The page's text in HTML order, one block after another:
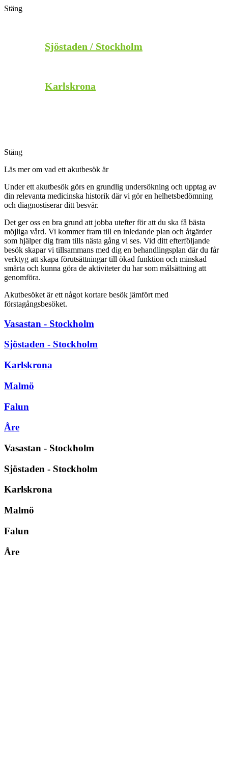
Stäng
Sjöstaden / Stockholm
Karlskrona
Stäng
Läs mer om vad ett akutbesök är
Under ett akutbesök görs en grundlig undersökning och upptag av
din relevanta medicinska historik där vi gör en helhetsbedömning
och diagnostiserar ditt besvär.
Det ger oss en bra grund att jobba utefter för att du ska få bästa
möjliga vård. Vi kommer fram till en inledande plan och åtgärder
som hjälper dig fram tills nästa gång vi ses. Vid ditt efterföljande
besök skapar vi tillsammans med dig en behandlingsplan där du får
verktyg att skapa förutsättningar till ökad funktion och minskad
smärta och kunna göra de aktiviteter du har som målsättning att
genomföra.
Akutbesöket är ett något kortare besök jämfört med
förstagångsbesöket.
Vasastan - Stockholm
Sjöstaden - Stockholm
Karlskrona
Malmö
Falun
Åre
Vasastan - Stockholm
Sjöstaden - Stockholm
Karlskrona
Malmö
Falun
Åre